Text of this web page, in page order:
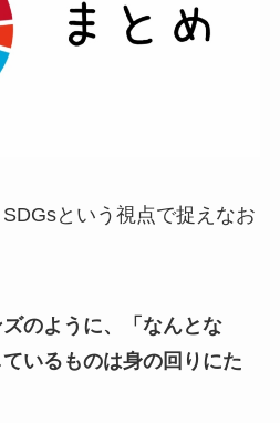
という視点で捉えなお
のように、「なんとな
いるものは身の回りにた